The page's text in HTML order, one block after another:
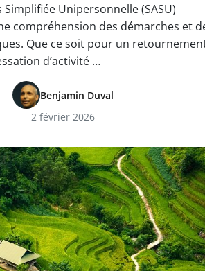
Unipersonnelle (SASU)
compréhension des démarches et
Que ce soit pour un
d’activité …
Benjamin Duval
2 février 2026